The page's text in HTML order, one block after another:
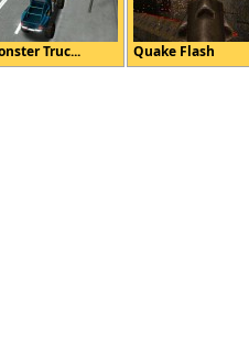
Truc... Quake Flash